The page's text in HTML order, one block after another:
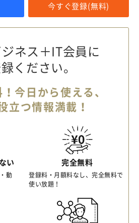
今すぐ登録(無料)
ネス＋IT会員に
ください。
今日から使える、
立つ情報満載！
い
動
完全無料
登録料・月額料なし、完全無料で
使い放題！